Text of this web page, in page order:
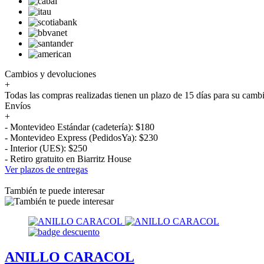
Cambios y devoluciones
+
Todas las compras realizadas tienen un plazo de 15 días para su
Envíos
+
- Montevideo Estándar (cadetería): $180
- Montevideo Express (PedidosYa): $230
- Interior (UES): $250
- Retiro gratuito en Biarritz House
Ver plazos de entregas
También te puede interesar
ANILLO CARACOL